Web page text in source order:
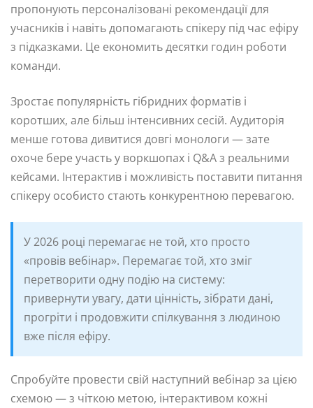
пропонують персоналізовані рекомендації для
учасників і навіть допомагають спікеру під час ефіру
з підказками. Це економить десятки годин роботи
команди.
Зростає популярність гібридних форматів і
коротших, але більш інтенсивних сесій. Аудиторія
менше готова дивитися довгі монологи — зате
охоче бере участь у воркшопах і Q&A з реальними
кейсами. Інтерактив і можливість поставити питання
спікеру особисто стають конкурентною перевагою.
У 2026 році перемагає не той, хто просто
«провів вебінар». Перемагає той, хто зміг
перетворити одну подію на систему:
привернути увагу, дати цінність, зібрати дані,
прогріти і продовжити спілкування з людиною
вже після ефіру.
Спробуйте провести свій наступний вебінар за цією
схемою — з чіткою метою, інтерактивом кожні